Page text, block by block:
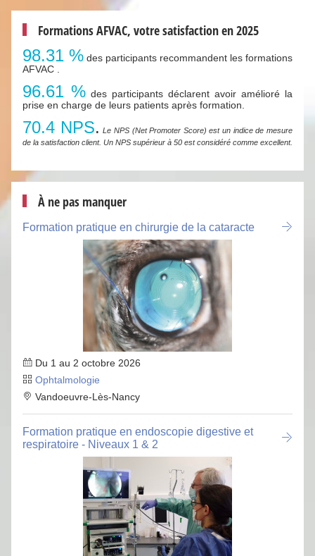
Formations AFVAC, votre satisfaction en 2025
98.31 % des participants recommandent les formations
AFVAC .
96.61 % des participants déclarent avoir amélioré la
prise en charge de leurs patients après formation.
70.4 NPS. Le NPS (Net Promoter Score) est un indice de mesure
de la satisfaction client. Un NPS supérieur à 50 est considéré comme excellent.
À ne pas manquer
Formation pratique en chirurgie de la cataracte
Du 1 au 2 octobre 2026
Ophtalmologie
Vandoeuvre-Lès-Nancy
Formation pratique en endoscopie digestive et
respiratoire - Niveaux 1 & 2